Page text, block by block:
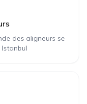
des aligneurs se